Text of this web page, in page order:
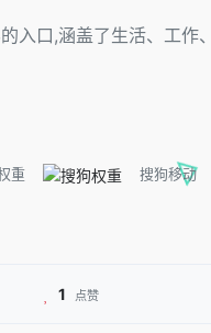
入口,涵盖了生活、工作
重 搜狗移动
1 点赞